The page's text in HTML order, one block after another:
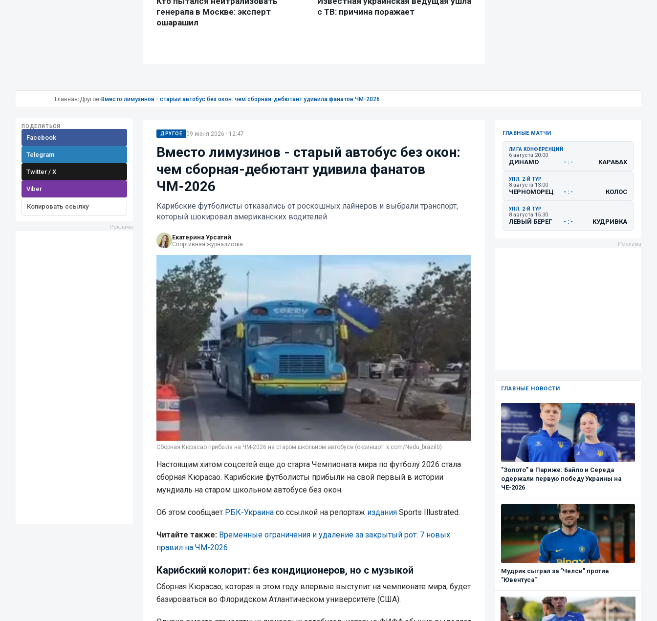
Главная›Другое› Вместо лимузинов - старый автобус без окон: чем сборная-дебютант удивила фанатов ЧМ-2026
ПОДЕЛИТЬСЯ
Facebook
Telegram
Twitter / X
Viber
Копировать ссылку
ДРУГОЕ 09 июня 2026 · 12:47
Вместо лимузинов - старый автобус без окон:
чем сборная-дебютант удивила фанатов
ЧМ-2026
Карибские футболисты отказались от роскошных лайнеров и выбрали транспорт,
который шокировал американских водителей
Екатерина Урсатий
Спортивная журналистка
Сборная Кюрасао прибыла на ЧМ-2026 на старом школьном автобусе (скриншот: x.com/Nedu_brazil0)
Настоящим хитом соцсетей еще до старта Чемпионата мира по футболу 2026 стала
сборная Кюрасао. Карибские футболисты прибыли на свой первый в истории
мундиаль на старом школьном автобусе без окон.
Об этом сообщает РБК-Украина со ссылкой на репортаж издания Sports Illustrated.
Читайте также: Временные ограничения и удаление за закрытый рот: 7 новых
правил на ЧМ-2026
Карибский колорит: без кондиционеров, но с музыкой
Сборная Кюрасао, которая в этом году впервые выступит на чемпионате мира, будет
базироваться во Флоридском Атлантическом университете (США).
ГЛАВНЫЕ МАТЧИ
ЛИГА КОНФЕРЕНЦИЙ
6 августа 20:00
ДИНАМО - : - КАРАБАХ
УПЛ. 2-Й ТУР
8 августа 13:00
ЧЕРНОМОРЕЦ - : - КОЛОС
УПЛ. 2-Й ТУР
8 августа 15:30
ЛЕВЫЙ БЕРЕГ - : - КУДРИВКА
ГЛАВНЫЕ НОВОСТИ
"Золото" в Париже: Байло и Середа
одержали первую победу Украины на
ЧЕ-2026
Мудрик сыграл за "Челси" против
"Ювентуса"